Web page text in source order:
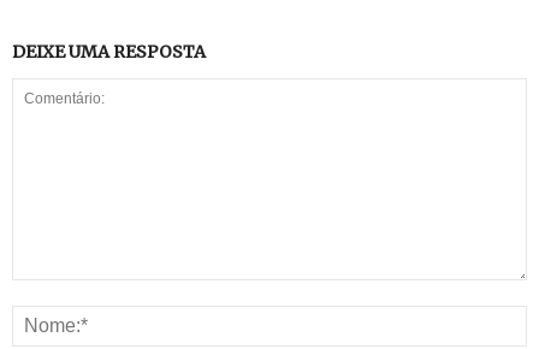
DEIXE UMA RESPOSTA